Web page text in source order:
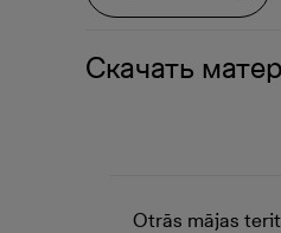
Скачать
Otrās mājas